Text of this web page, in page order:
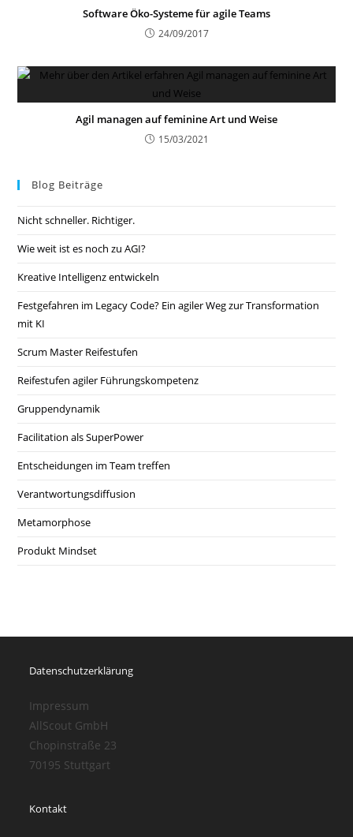
Software Öko-Systeme für agile Teams
24/09/2017
Agil managen auf feminine Art und Weise
15/03/2021
Blog Beiträge
Nicht schneller. Richtiger.
Wie weit ist es noch zu AGI?
Kreative Intelligenz entwickeln
Festgefahren im Legacy Code? Ein agiler Weg zur Transformation
mit KI
Scrum Master Reifestufen
Reifestufen agiler Führungskompetenz
Gruppendynamik
Facilitation als SuperPower
Entscheidungen im Team treffen
Verantwortungsdiffusion
Metamorphose
Produkt Mindset
Datenschutzerklärung
Impressum
AllScout GmbH
Chopinstraße 23
70195 Stuttgart
Kontakt